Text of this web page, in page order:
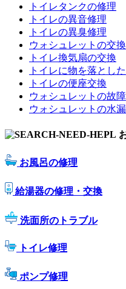
トイレタンクの修理
トイレの異音修理
トイレの異臭修理
ウォシュレットの交換
トイレ換気扇の交換
トイレに物を落とし
トイレの便座交換
ウォシュレットの故障
ウォシュレットの水
お風呂の修理
給湯器の修理・交換
洗面所のトラブル
トイレ修理
ポンプ修理